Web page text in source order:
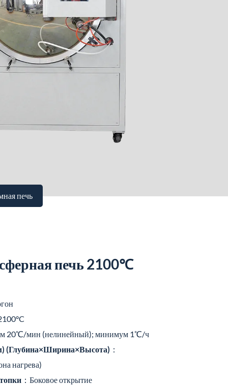
печь
печь 2100℃
20℃/мин (нелинейный); минимум 1℃/ч
(Глубина×Ширина×Высота) ：
нагрева)
：Боковое открытие